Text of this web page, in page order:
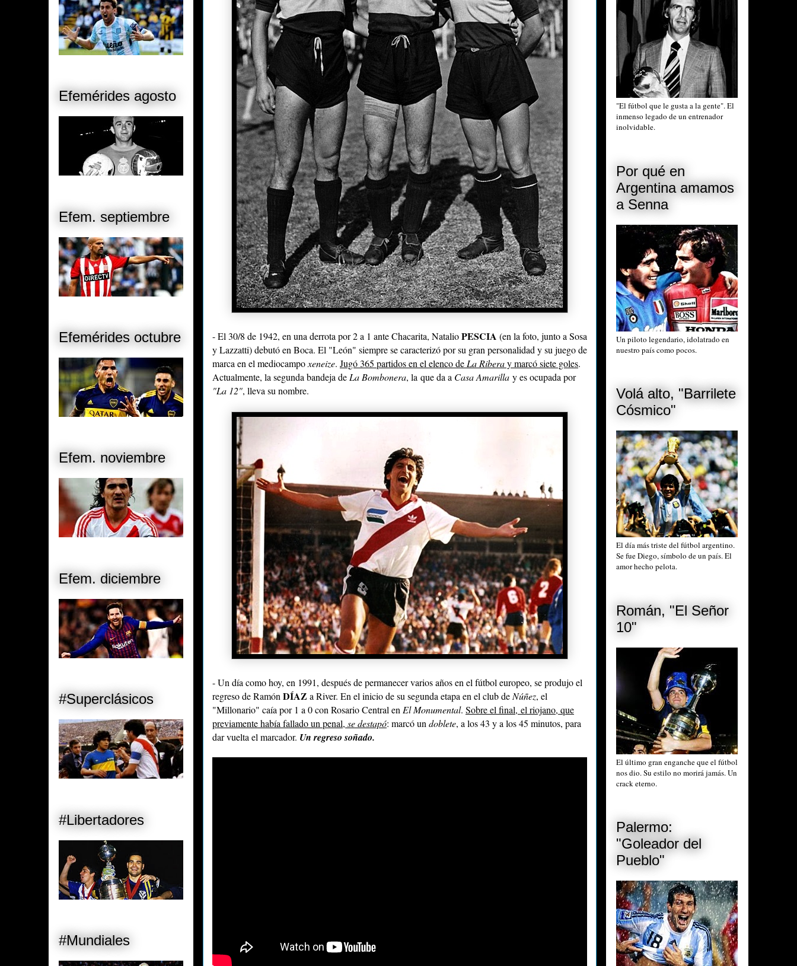
- El 30/8 de 1942, en una derrota por 2 a 1 ante Chacarita, NatalioPESCIA (en la foto, junto a Sosa
y Lazzatti) debutó en Boca. El "León" siempre se caracterizó por su gran personalidad y su juego de
marca en el mediocampoxeneize. Jugó 365 partidos en el elenco de La Riberay marcó siete goles.
Actualmente, la segunda bandeja de La Bombonera, la que da a Casa Amarilla y es ocupada por
"La 12", lleva su nombre.
- Un día como hoy, en 1991, después de permanecer varios años en el fútbol europeo, se produjo el
regreso de Ramón DÍAZ a River. En el inicio de su segunda etapa en el club de Núñez, el
"Millonario" caía por 1 a 0 con Rosario Central en El Monumental. Sobre el final, el riojano, que
previamente había fallado un penal, se destapó: marcó un doblete, a los 43 y a los 45 minutos, para
dar vuelta el marcador. Un regreso soñado.
Efemérides agosto
Efem. septiembre
Efemérides octubre
Efem. noviembre
Efem. diciembre
#Superclásicos
#Libertadores
#Mundiales
"El fútbol que le gusta a la gente". El
inmenso legado de un entrenador
inolvidable.
Por qué en
Argentina amamos
a Senna
Un piloto legendario, idolatrado en
nuestro país como pocos.
Volá alto, "Barrilete
Cósmico"
El día más triste del fútbol argentino.
Se fue Diego, símbolo de un país. El
amor hecho pelota.
Román, "El Señor
10"
El último gran enganche que el fútbol
nos dio. Su estilo no morirá jamás. Un
crack eterno.
Palermo:
"Goleador del
Pueblo"